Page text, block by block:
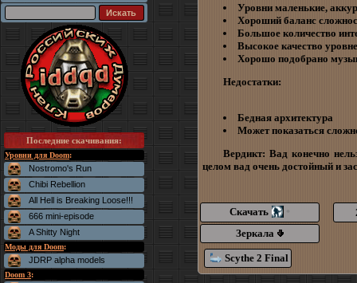
Последние скачивания:
Уровни для Doom:
Nostromo's Run
Chibi Rebellion
All Hell is Breaking Loose!!!
666 mini-episode
A Shitty Night
Моды для Doom:
JDRP alpha models
Doom 3:
Уровни маленькие,
Хороший баланс
Большое количество
Высокое качество
Хорошо подобрано
Недостатки:
Бедная архитектура
Может показаться
Вердикт: Вад конечно
целом вад очень достойный и
Скачать *
Зеркала
Scythe 2 Final